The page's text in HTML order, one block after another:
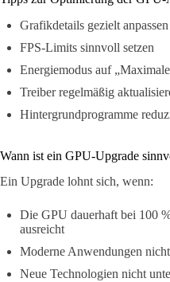
Grafikdetails gezielt anpassen
FPS-Limits sinnvoll setzen
Energiemodus auf
Treiber regelmäßig
Hintergrundprogramme
Wann ist ein GPU-Upgrade
Ein Upgrade lohnt sich, wenn:
Die GPU dauerhaft bei 100
ausreicht
Moderne Anwendungen
Neue Technologien nicht